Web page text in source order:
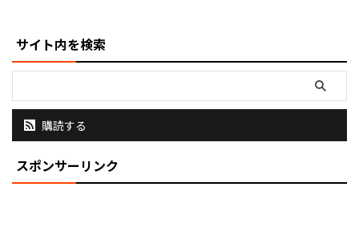
サイト内を検索
購読する
スポンサーリンク